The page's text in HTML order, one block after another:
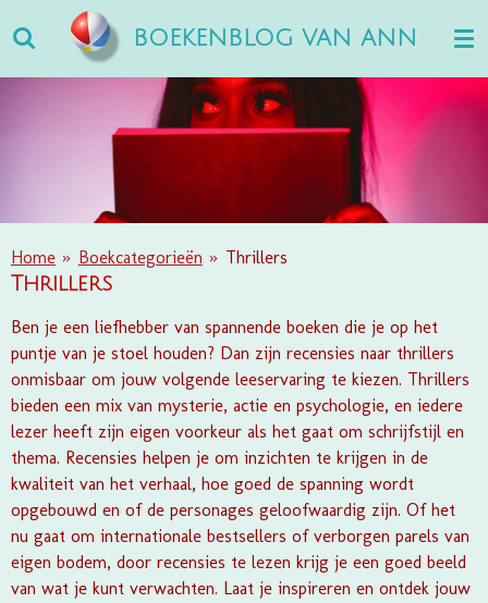
direct
naar
hoofdinhoud
BOEKENBLOG VAN ANN
Home » Boekcategorieën » Thrillers
Thrillers
Ben je een liefhebber van spannende boeken die je op het
puntje van je stoel houden? Dan zijn recensies naar thrillers
onmisbaar om jouw volgende leeservaring te kiezen. Thrillers
bieden een mix van mysterie, actie en psychologie, en iedere
lezer heeft zijn eigen voorkeur als het gaat om schrijfstijl en
thema. Recensies helpen je om inzichten te krijgen in de
kwaliteit van het verhaal, hoe goed de spanning wordt
opgebouwd en of de personages geloofwaardig zijn. Of het
nu gaat om internationale bestsellers of verborgen parels van
eigen bodem, door recensies te lezen krijg je een goed beeld
van wat je kunt verwachten. Laat je inspireren en ontdek jouw